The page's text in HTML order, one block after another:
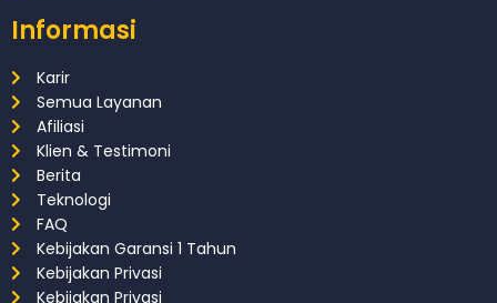
Informasi
Karir
Semua Layanan
Afiliasi
Klien & Testimoni
Berita
Teknologi
FAQ
Kebijakan Garansi 1 Tahun
Kebijakan Privasi
Kebijakan Privasi